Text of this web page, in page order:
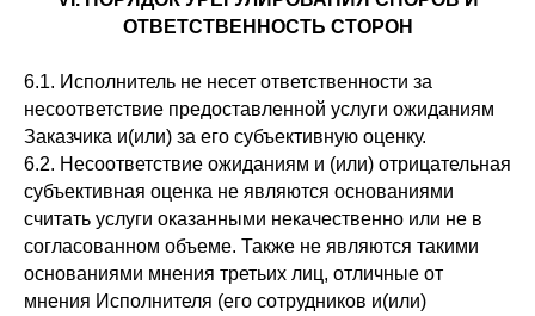
ОТВЕТСТВЕННОСТЬ СТОРОН
6.1. Исполнитель не несет ответственности за
несоответствие предоставленной услуги ожиданиям
Заказчика и(или) за его субъективную оценку.
6.2. Несоответствие ожиданиям и (или) отрицательная
субъективная оценка не являются основаниями
считать услуги оказанными некачественно или не в
согласованном объеме. Также не являются такими
основаниями мнения третьих лиц, отличные от
мнения Исполнителя (его сотрудников и(или)